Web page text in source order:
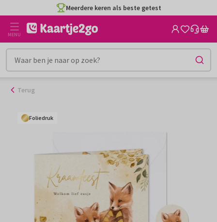
naar
inhoud
Meerdere keren als beste getest
MENU
Terug
Foliedruk
Foliedruk
Foliedruk
Foliedruk
Foliedruk